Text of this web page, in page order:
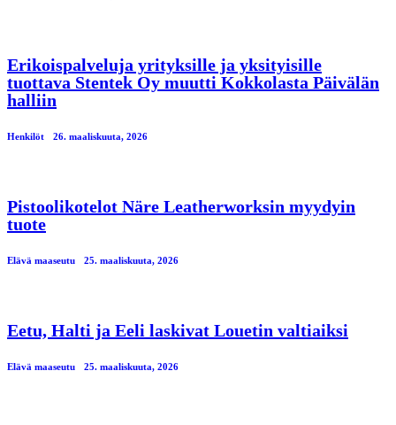
Erikoispalveluja yrityksille ja yksityisille
tuottava Stentek Oy muutti Kokkolasta Päivälän
halliin
Henkilöt 26. maaliskuuta, 2026
Pistoolikotelot Näre Leatherworksin myydyin
tuote
Elävä maaseutu 25. maaliskuuta, 2026
Eetu, Halti ja Eeli laskivat Louetin valtiaiksi
Elävä maaseutu 25. maaliskuuta, 2026